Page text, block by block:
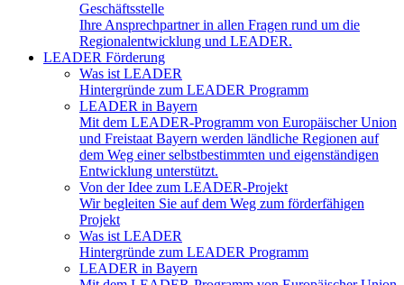
Geschäftsstelle
Ihre Ansprechpartner in allen Fragen rund um die
Regionalentwicklung und LEADER.
LEADER Förderung
Was ist LEADER
Hintergründe zum LEADER Programm
LEADER in Bayern
Mit dem LEADER-Programm von Europäischer Union
und Freistaat Bayern werden ländliche Regionen auf
dem Weg einer selbstbestimmten und eigenständigen
Entwicklung unterstützt.
Von der Idee zum LEADER-Projekt
Wir begleiten Sie auf dem Weg zum förderfähigen
Projekt
Was ist LEADER
Hintergründe zum LEADER Programm
LEADER in Bayern